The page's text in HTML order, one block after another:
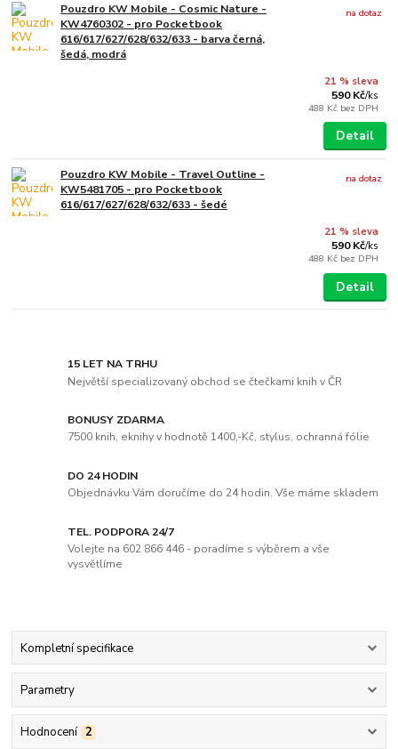
Pouzdro KW Mobile - Cosmic Nature -
KW4760302 - pro Pocketbook
616/617/627/628/632/633 - barva černá,
šedá, modrá
21 % sleva
590 Kč/ks
488 Kč bez DPH
na dotaz
Detail
Pouzdro KW Mobile - Travel Outline -
KW5481705 - pro Pocketbook
616/617/627/628/632/633 - šedé
21 % sleva
590 Kč/ks
488 Kč bez DPH
na dotaz
Detail
15 LET NA TRHU
Největší specializovaný obchod se čtečkami knih v ČR
BONUSY ZDARMA
7500 knih, eknihy v hodnotě 1400,-Kč, stylus, ochranná fólie
DO 24 HODIN
Objednávku Vám doručíme do 24 hodin. Vše máme skladem
TEL. PODPORA 24/7
Volejte na 602 866 446 - poradíme s výběrem a vše
vysvětlíme
Kompletní specifikace
Parametry
Hodnocení 2